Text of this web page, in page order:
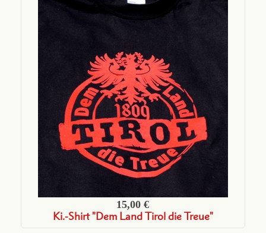
15,00 €
Ki.-Shirt "Dem Land Tirol die Treue"